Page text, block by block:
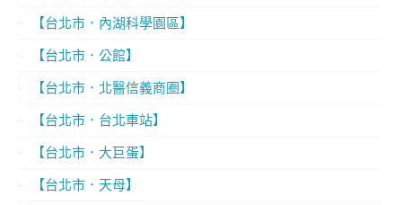
【台北市．內湖科學園區】
【台北市．公館】
【台北市．北醫信義商圈】
【台北市．台北車站】
【台北市．大巨蛋】
【台北市．天母】